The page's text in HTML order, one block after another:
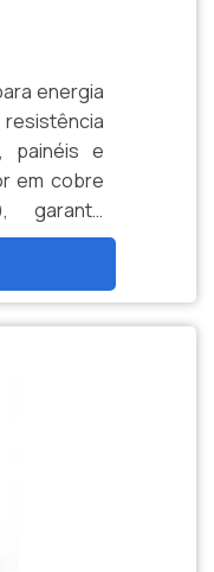
energia
resistência
painéis e
em cobre
garante
e menor
técnica